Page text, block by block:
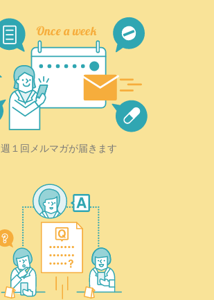
週１回メルマガが届きます